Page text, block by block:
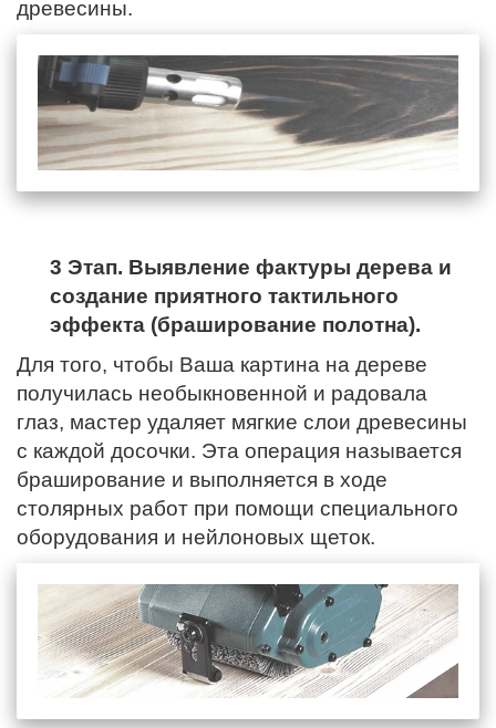
древесины.
3 Этап. Выявление фактуры дерева и
создание приятного тактильного
эффекта (браширование полотна).
Для того, чтобы Ваша картина на дереве
получилась необыкновенной и радовала
глаз, мастер удаляет мягкие слои древесины
с каждой досочки. Эта операция называется
браширование и выполняется в ходе
столярных работ при помощи специального
оборудования и нейлоновых щеток.